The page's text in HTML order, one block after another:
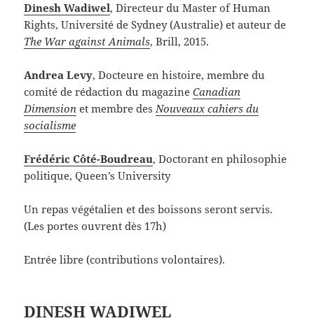
Dinesh Wadiwel, Directeur du Master of Human
Rights, Université de Sydney (Australie) et auteur de
The War against Animals, Brill, 2015.
Andrea Levy, Docteure en histoire, membre du
comité de rédaction du magazineCanadian
Dimension et membre desNouveaux cahiers du
socialisme
Frédéric Côté-Boudreau, Doctorant en philosophie
politique, Queen’s University
Un repas végétalien et des boissons seront servis.
(Les portes ouvrent dès 17h)
Entrée libre (contributions volontaires).
DINESH WADIWEL